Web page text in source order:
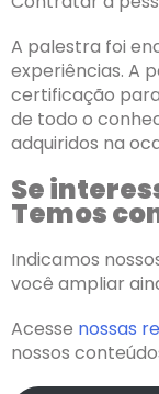
A palestra foi
experiências. A
certificação
de todo o
adquiridos na
Se
Temos
Indicamos
você ampliar
Acesse nossas
nossos